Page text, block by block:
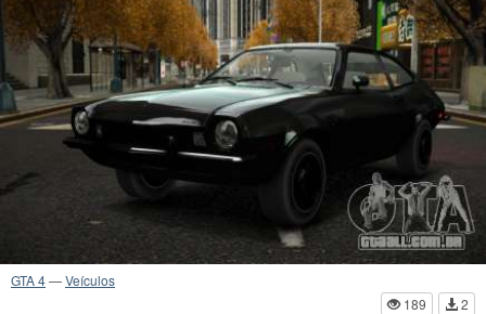
GTA 4—Veículos
189
2